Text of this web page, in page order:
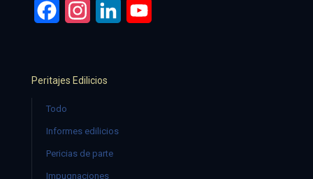
FacebookInstagramLinkedIn
Peritajes Edilicios
Todo
Informes edilicios
Pericias de parte
Impugnaciones